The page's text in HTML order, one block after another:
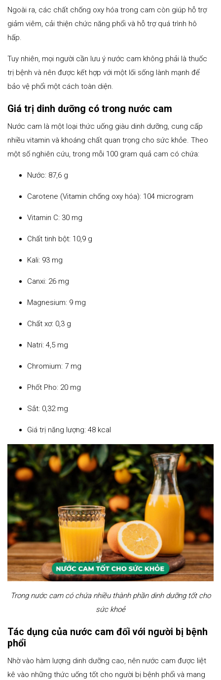
Ngoài ra, các chất chống oxy hóa trong cam còn giúp hỗ trợ
giảm viêm, cải thiện chức năng phổi và hỗ trợ quá trình hô
hấp.
Tuy nhiên, mọi người cần lưu ý nước cam không phải là thuốc
trị bệnh và nên được kết hợp với một lối sống lành mạnh để
bảo vệ phổi một cách toàn diện.
Giá trị dinh dưỡng có trong nước cam
Nước cam là một loại thức uống giàu dinh dưỡng, cung cấp
nhiều vitamin và khoáng chất quan trọng cho sức khỏe. Theo
một số nghiên cứu, trong mỗi 100 gram quả cam có chứa:
Nước: 87,6 g
Carotene (Vitamin chống oxy hóa): 104 microgram
Vitamin C: 30 mg
Chất tinh bột: 10,9 g
Kali: 93 mg
Canxi: 26 mg
Magnesium: 9 mg
Chất xơ: 0,3 g
Natri: 4,5 mg
Chromium: 7 mg
Phốt Pho: 20 mg
Sắt: 0,32 mg
Giá trị năng lượng: 48 kcal
Trong nước cam có chứa nhiều thành phần dinh dưỡng tốt cho
sức khoẻ
Tác dụng của nước cam đối với người bị bệnh
phổi
Nhờ vào hàm lượng dinh dưỡng cao, nên nước cam được liệt
kê vào những thức uống tốt cho người bị bệnh phổi và mang